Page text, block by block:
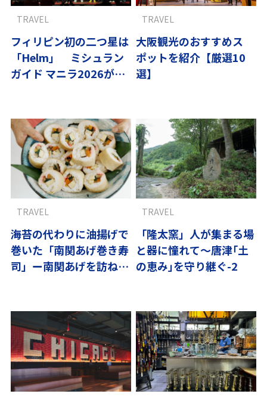
フィリピン初の二つ星は
「Helm」 ミシュラン
ガイド マニラ2026が示
TRAVEL
大阪観光のおすすめス
ポットを紹介【厳選10
選】
TRAVEL
海苔の代わりに油揚げで
巻いた「南関あげ巻き寿
司」ー南関あげを訪ねて
TRAVEL
「隆太窯」人が集まる場
と器に憧れて～唐津｢土
の恵み｣を守り継ぐ-2
TRAVEL